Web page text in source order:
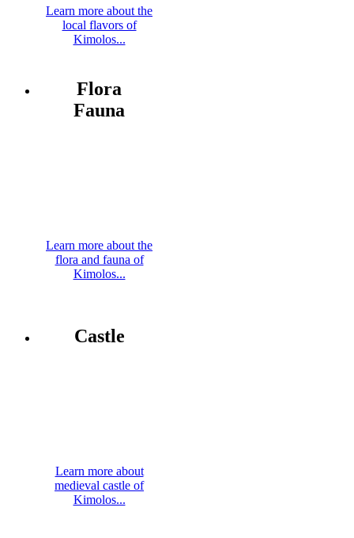
Learn more about the
local flavors of
Kimolos...
Flora
Fauna
Learn more about the
flora and fauna of
Kimolos...
Castle
Learn more about
medieval castle of
Kimolos...